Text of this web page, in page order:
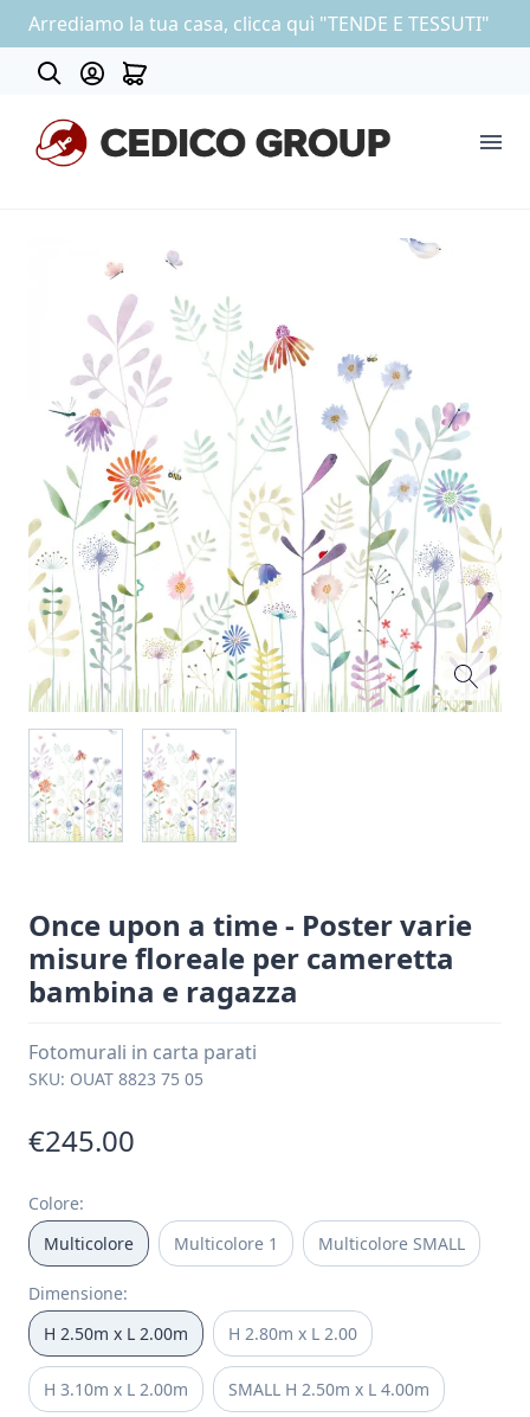
Arrediamo la tua casa, clicca quì "TENDE E TESSUTI"
COLLEZIONE CARTA DA PARATI
OUTLET
Once upon a time - Poster varie
misure floreale per cameretta
bambina e ragazza
Fotomurali in carta parati
SKU: OUAT 8823 75 05
€245.00
Colore:
Multicolore
Multicolore 1 Multicolore SMALL
Dimensione:
H 2.50m x L 2.00m
H 2.80m x L 2.00
H 3.10m x L 2.00m SMALL H 2.50m x L 4.00m